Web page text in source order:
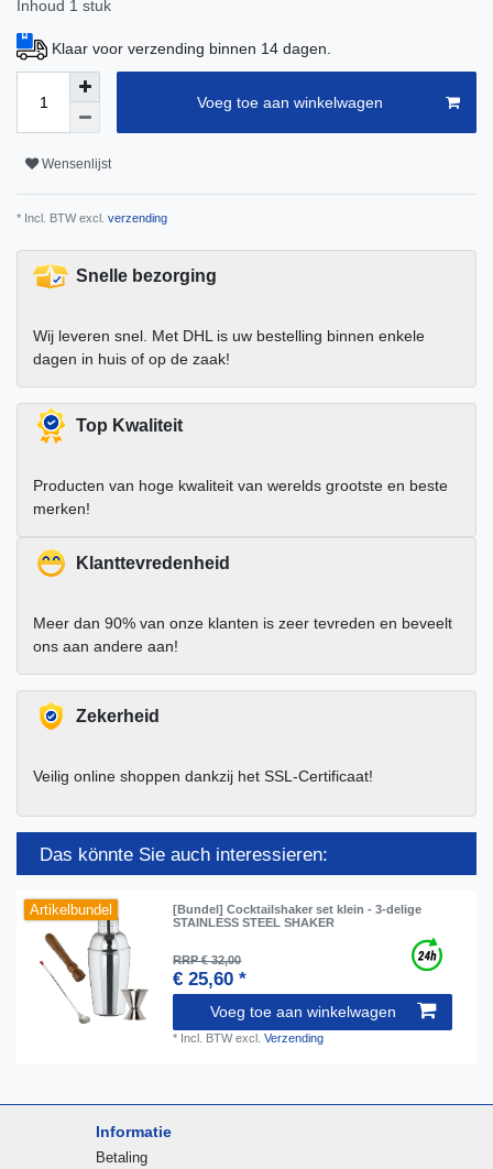
Inhoud 1 stuk
Klaar voor verzending binnen 14 dagen.
Voeg toe aan winkelwagen
Wensenlijst
* Incl. BTW excl. verzending
Snelle bezorging
Wij leveren snel. Met DHL is uw bestelling binnen enkele
dagen in huis of op de zaak!
Top Kwaliteit
Producten van hoge kwaliteit van werelds grootste en beste
merken!
Klanttevredenheid
Meer dan 90% van onze klanten is zeer tevreden en beveelt
ons aan andere aan!
Zekerheid
Veilig online shoppen dankzij het SSL-Certificaat!
Das könnte Sie auch interessieren:
Artikelbundel
[Bundel] Cocktailshaker set klein - 3-delige
STAINLESS STEEL SHAKER
RRP € 32,00
€ 25,60 *
Voeg toe aan winkelwagen
* Incl. BTWexcl.Verzending
Informatie
Betaling